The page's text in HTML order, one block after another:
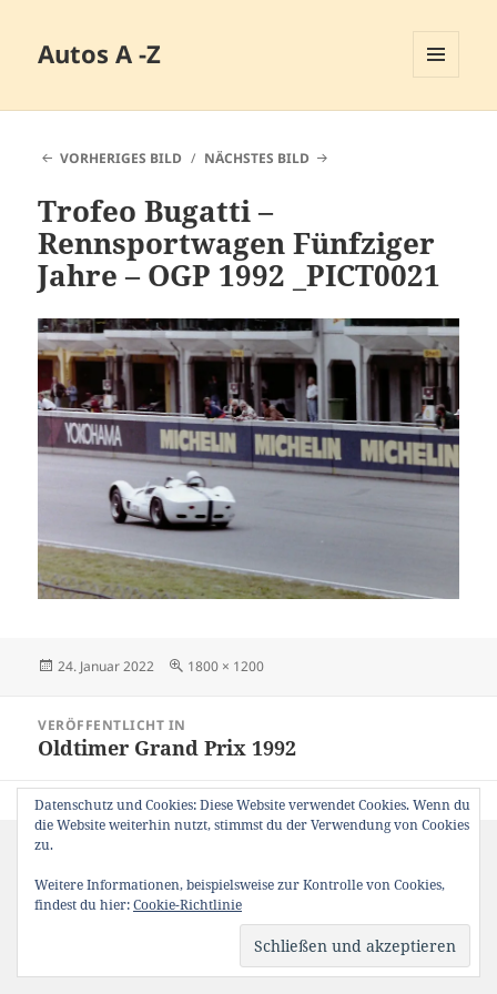
Autos A -Z
VORHERIGES BILD
NÄCHSTES BILD
Trofeo Bugatti –
Rennsportwagen Fünfziger
Jahre – OGP 1992 _PICT0021
Veröffentlicht
24. Januar 2022 Originalgröße
1800 × 1200
VERÖFFENTLICHT IN
Oldtimer Grand Prix 1992
Datenschutz und Cookies: Diese Website verwendet Cookies. Wenn du
die Website weiterhin nutzt, stimmst du der Verwendung von Cookies
zu.
Weitere Informationen, beispielsweise zur Kontrolle von Cookies,
findest du hier:Cookie-Richtlinie